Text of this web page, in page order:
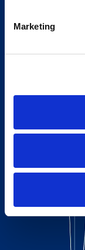
Marketing